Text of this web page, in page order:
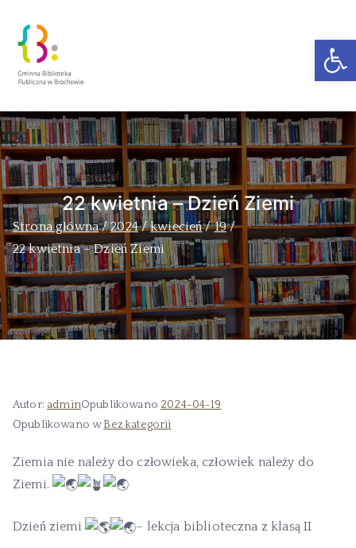
Author
22 kwietnia – Dzień Ziemi
Strona główna 2024 kwiecień
19
22 kwietnia – Dzień Ziemi
Autor: adminOpublikowano 2024-04-19
Opublikowano wBez kategorii
Ziemia nie należy do człowieka, człowiek należy do
Ziemi.
Dzień ziemi – lekcja biblioteczna z klasą II